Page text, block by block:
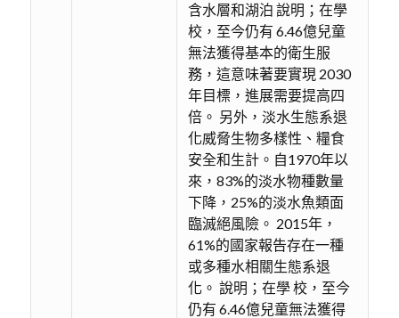
含水層和湖泊 說明；在學
校，至今仍有 6.46億兒童
無法獲得基本的衛生服
務，這意味著要實現 2030
年目標，進展需要提高四
倍。 另外，淡水生態系退
化威脅生物多樣性、糧食
安全和生計。自1970年以
來，83%的淡水物種數量
下降，25%的淡水魚類面
臨滅絕風險。 2015年，
61%的國家報告存在一種
或多種水相關生態系退
化。 說明；在學 校，至今
仍有 6.46億兒童無法獲得